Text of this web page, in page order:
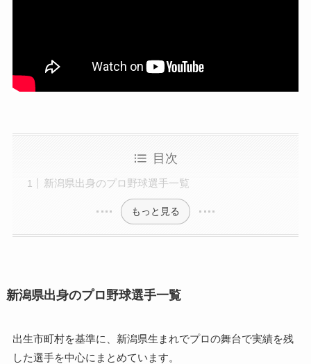
目次
新潟県出身のプロ野球選手一覧
もっと見る
新潟県出身のプロ野球選手一覧
出生市町村を基準に、新潟県生まれでプロの舞台で実績を残
した選手を中心にまとめています。